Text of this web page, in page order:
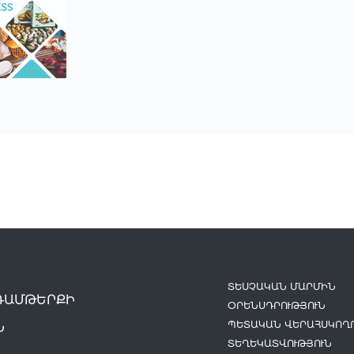
ՏԵՍՉԱԿԱՆ ՄԱՐՄԻՆ
ՕՐԵՆՍԴՐՈՒԹՅՈՒՆ
ՊԵՏԱԿԱՆ
ՏԵՂԵԿԱՏՎՈՒԹՅՈՒՆ